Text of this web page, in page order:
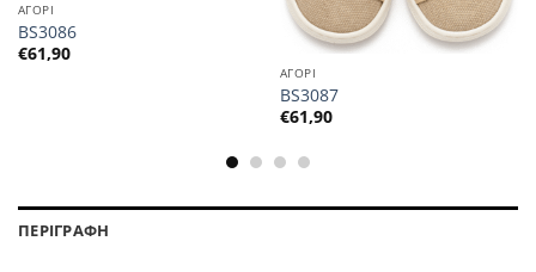
ΑΓΟΡΙ
BS3086
€61,90
ΑΓΟΡΙ
BS3087
€61,90
ΠΕΡΙΓΡΑΦΗ